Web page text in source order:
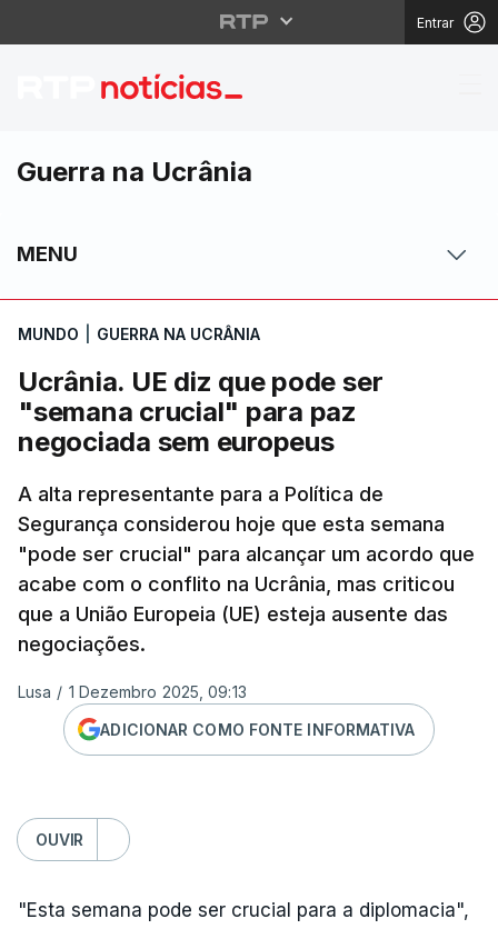
Entrar
Ucrânia. UE diz que
Guerra na Ucrânia
MENU
MUNDO GUERRA NA UCRÂNIA
Ucrânia. UE diz que pode ser
"semana crucial" para paz
negociada sem europeus
A alta representante para a Política de
Segurança considerou hoje que esta semana
"pode ser crucial" para alcançar um acordo que
acabe com o conflito na Ucrânia, mas criticou
que a União Europeia (UE) esteja ausente das
negociações.
Lusa / 1 Dezembro 2025, 09:13
ADICIONAR COMO FONTE INFORMATIVA
OUVIR
"Esta semana pode ser crucial para a diplomacia",